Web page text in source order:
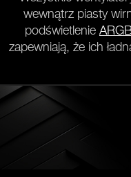
wewnątrz piasty
podświetlenie
zapewniają, że ich